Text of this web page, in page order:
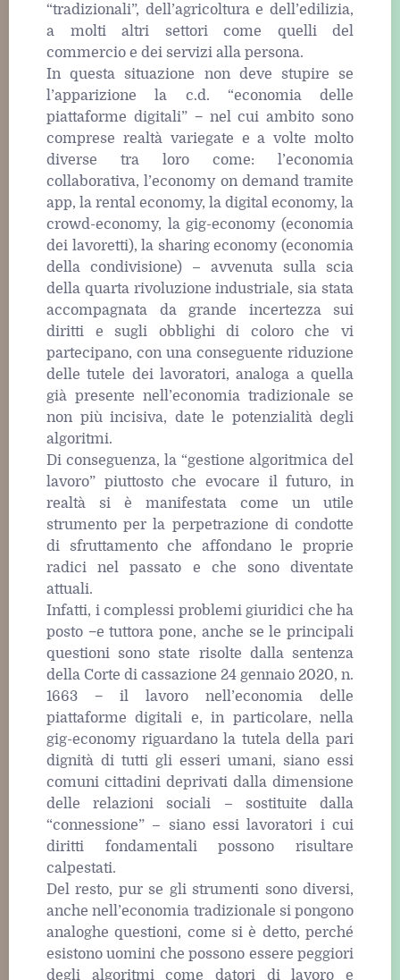
“tradizionali”, dell’agricoltura e dell’edilizia,
a molti altri settori come quelli del
commercio e dei servizi alla persona.
In questa situazione non deve stupire se
l’apparizione la c.d. “economia delle
piattaforme digitali” − nel cui ambito sono
comprese realtà variegate e a volte molto
diverse tra loro come: l’economia
collaborativa, l’economy on demand tramite
app, la rental economy, la digital economy, la
crowd-economy, la gig-economy (economia
dei lavoretti), la sharing economy (economia
della condivisione) – avvenuta sulla scia
della quarta rivoluzione industriale, sia stata
accompagnata da grande incertezza sui
diritti e sugli obblighi di coloro che vi
partecipano, con una conseguente riduzione
delle tutele dei lavoratori, analoga a quella
già presente nell’economia tradizionale se
non più incisiva, date le potenzialità degli
algoritmi.
Di conseguenza, la “gestione algoritmica del
lavoro” piuttosto che evocare il futuro, in
realtà si è manifestata come un utile
strumento per la perpetrazione di condotte
di sfruttamento che affondano le proprie
radici nel passato e che sono diventate
attuali.
Infatti, i complessi problemi giuridici che ha
posto −e tuttora pone, anche se le principali
questioni sono state risolte dalla sentenza
della Corte di cassazione 24 gennaio 2020, n.
1663 − il lavoro nell’economia delle
piattaforme digitali e, in particolare, nella
gig-economy riguardano la tutela della pari
dignità di tutti gli esseri umani, siano essi
comuni cittadini deprivati dalla dimensione
delle relazioni sociali – sostituite dalla
“connessione” – siano essi lavoratori i cui
diritti fondamentali possono risultare
calpestati.
Del resto, pur se gli strumenti sono diversi,
anche nell’economia tradizionale si pongono
analoghe questioni, come si è detto, perché
esistono uomini che possono essere peggiori
degli algoritmi come datori di lavoro e